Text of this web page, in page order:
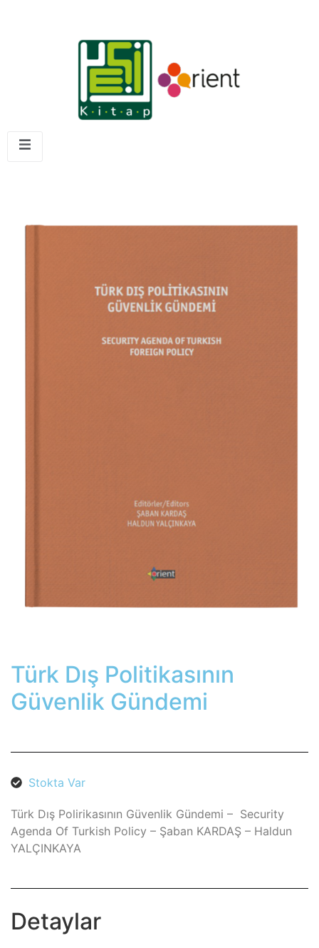
Türk Dış Politikasının
Güvenlik Gündemi
Stokta Var
Türk Dış Polirikasının Güvenlik Gündemi – Security
Agenda Of Turkish Policy – Şaban KARDAŞ – Haldun
YALÇINKAYA
Detaylar